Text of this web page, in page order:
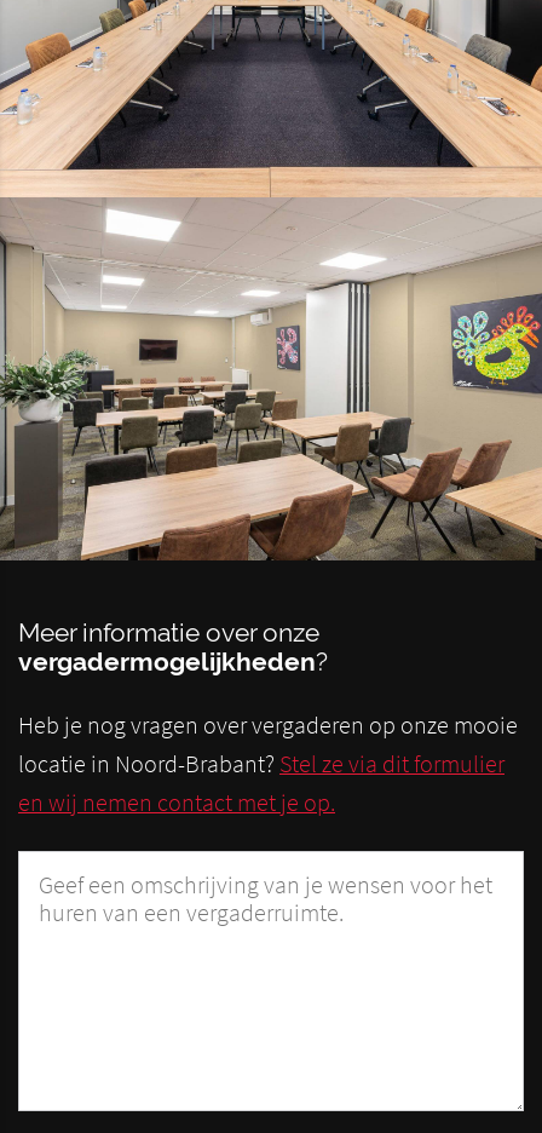
Meer informatie over onze
vergadermogelijkheden?
Heb je nog vragen over vergaderen op onze mooie
locatie in Noord-Brabant? Stel ze via dit formulier
en wij nemen contact met je op.